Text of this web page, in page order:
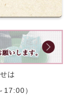
は
17:00）